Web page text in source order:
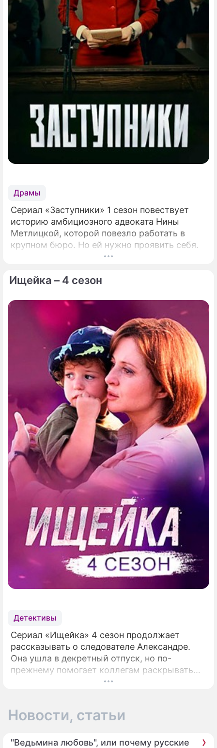
Драмы
Сериал «Заступники» 1 сезон повествует
историю амбициозного адвоката Нины
Метлицкой, которой повезло работать в
крупном бюро. Но ей нужно проявить себя.
Ищейка – 4 сезон
Детективы
Сериал «Ищейка» 4 сезон продолжает
рассказывать о следователе Александре.
Она ушла в декретный отпуск, но по-
прежнему помогает коллегам раскрывать
Новости, статьи
"Ведьмина любовь", или почему русские